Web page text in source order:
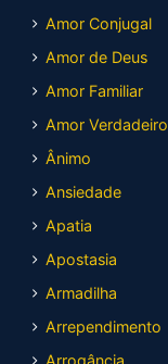
Amor Conjugal
Amor de Deus
Amor Familiar
Amor Verdadeiro
Ânimo
Ansiedade
Apatia
Apostasia
Armadilha
Arrependimento
Arrogância